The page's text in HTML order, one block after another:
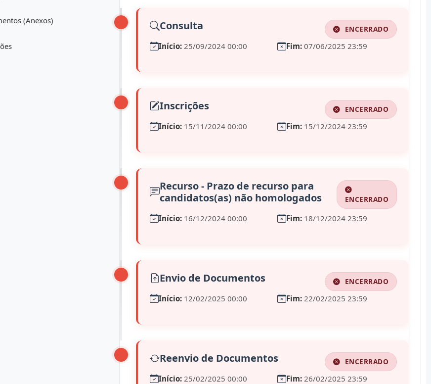
(Anexos) Consulta ENCERRADO
Início: 25/09/2024 00:00 Fim: 07/06/2025 23:59
Inscrições ENCERRADO
Início: 15/11/2024 00:00 Fim: 15/12/2024 23:59
Recurso - Prazo de recurso para
candidatos(as) não homologados
ENCERRADO
Início: 16/12/2024 00:00 Fim: 18/12/2024 23:59
Envio de Documentos ENCERRADO
Início: 12/02/2025 00:00 Fim: 22/02/2025 23:59
Reenvio de Documentos ENCERRADO
Início: 25/02/2025 00:00 Fim: 26/02/2025 23:59